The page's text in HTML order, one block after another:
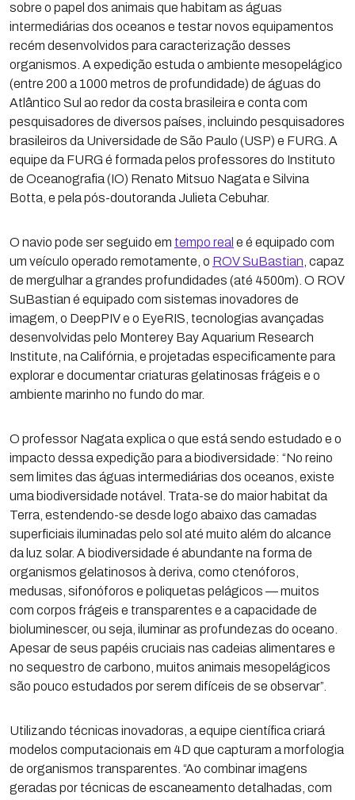
sobre o papel dos animais que habitam as águas
intermediárias dos oceanos e testar novos equipamentos
recém desenvolvidos para caracterização desses
organismos. A expedição estuda o ambiente mesopelágico
(entre 200 a 1000 metros de profundidade) de águas do
Atlântico Sul ao redor da costa brasileira e conta com
pesquisadores de diversos países, incluindo pesquisadores
brasileiros da Universidade de São Paulo (USP) e FURG. A
equipe da FURG é formada pelos professores do Instituto
de Oceanografia (IO) Renato Mitsuo Nagata e Silvina
Botta, e pela pós-doutoranda Julieta Cebuhar.
O navio pode ser seguido em tempo real e é equipado com
um veículo operado remotamente, o ROV SuBastian , capaz
de mergulhar a grandes profundidades (até 4500m). O ROV
SuBastian é equipado com sistemas inovadores de
imagem, o DeepPIV e o EyeRIS, tecnologias avançadas
desenvolvidas pelo Monterey Bay Aquarium Research
Institute, na Califórnia, e projetadas especificamente para
explorar e documentar criaturas gelatinosas frágeis e o
ambiente marinho no fundo do mar.
O professor Nagata explica o que está sendo estudado e o
impacto dessa expedição para a biodiversidade: “No reino
sem limites das águas intermediárias dos oceanos, existe
uma biodiversidade notável. Trata-se do maior habitat da
Terra, estendendo-se desde logo abaixo das camadas
superficiais iluminadas pelo sol até muito além do alcance
da luz solar. A biodiversidade é abundante na forma de
organismos gelatinosos à deriva, como ctenóforos,
medusas, sifonóforos e poliquetas pelágicos — muitos
com corpos frágeis e transparentes e a capacidade de
bioluminescer, ou seja, iluminar as profundezas do oceano.
Apesar de seus papéis cruciais nas cadeias alimentares e
no sequestro de carbono, muitos animais mesopelágicos
são pouco estudados por serem difíceis de se observar”.
Utilizando técnicas inovadoras, a equipe científica criará
modelos computacionais em 4D que capturam a morfologia
de organismos transparentes. “Ao combinar imagens
geradas por técnicas de escaneamento detalhadas, com